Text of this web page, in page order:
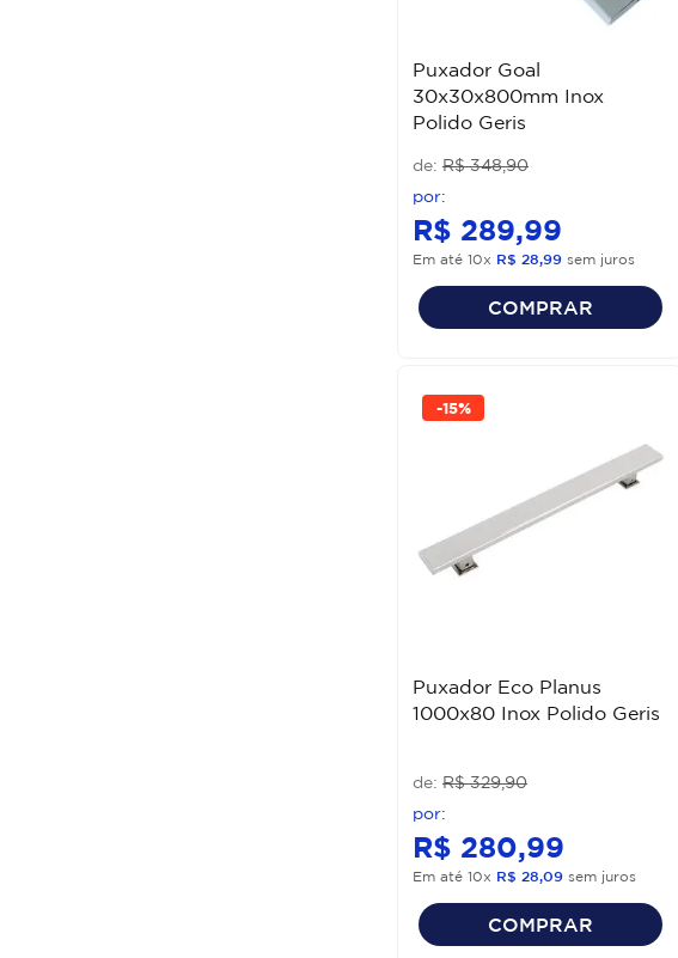
Puxador Goal
30x30x800mm Inox
Polido Geris
R$ 348,90
R$ 289,99
Em até 10x R$ 28,99 sem juros
COMPRAR
-15%
Puxador Eco Planus
1000x80 Inox Polido Geris
R$ 329,90
R$ 280,99
Em até 10x R$ 28,09 sem juros
COMPRAR